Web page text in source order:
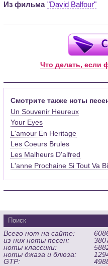
Из фильма "David Balfour"
Что делать, если
Смотрите также ноты
Un Souvenir Heureux
Your Eyes
L'amour En Heritage
Les Coeurs Brules
Les Malheurs D'alfred
L'anne Prochaine Si Tout Va
Всего нот на сайте:
из них ноты песен:
ноты классики:
ноты джаза и блюза:
GTP: